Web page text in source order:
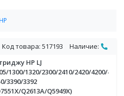
Код товара: 517193
Наличие:
HP LJ
1300/1320/2300/2410/2420/4200/
3390/3392
Q2613A/Q5949X)